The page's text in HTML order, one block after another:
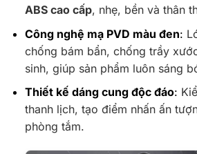
ABS cao cấp, nhẹ, bền và thân
Công nghệ mạ PVD màu đen:
chống bám bẩn, chống trầy
sinh, giúp sản phẩm luôn sáng
Thiết kế dáng cung độc đáo:
thanh lịch, tạo điểm nhấn ấn
phòng tắm.